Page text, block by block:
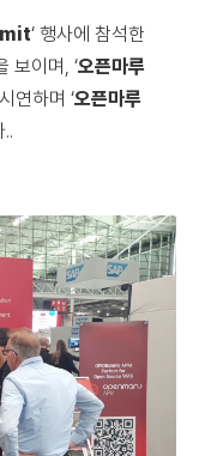
‘ 행사에 참석한
보이며, ‘오픈마루
연하며 ‘오픈마루